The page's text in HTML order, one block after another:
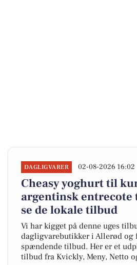
DAGLIGVARER 02-08-2026 16:02
Cheasy yoghurt til
argentinsk entrecote
se de lokale tilbud
Vi har kigget på denne uges
dagligvarebutikker i Allerød og
spændende tilbud. Her er et
tilbud fra Kvickly, Meny, Netto